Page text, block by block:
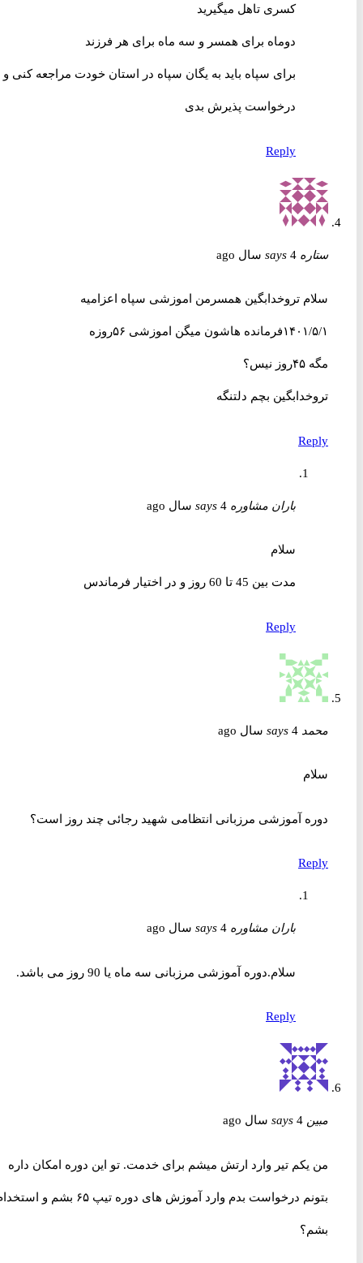
کسری تاهل میگیرید
دوماه برای همسر و سه ماه برای هر فرزند
برای سپاه باید به یگان سپاه در استان خودت مراجعه کنی و
درخواست پذیرش بدی
Reply
ستاره says 4 سال ago
سلام تروخدابگین همسرمن اموزشی سپاه اعزامیه
۱۴۰۱/۵/۱فرمانده هاشون میگن اموزشی ۵۶روزه
تروخدابگین بچم دلتنگه
Reply
باران مشاوره says 4 سال ago
سلام
مدت بین 45 تا 60 روز و در اختیار فرماندس
Reply
محمد says 4 سال ago
سلام
دوره آموزشی مرزبانی انتظامی شهید رجائی چند روز است؟
Reply
باران مشاوره says 4 سال ago
سلام.دوره آموزشی مرزبانی سه ماه یا 90 روز می باشد.
Reply
مبین says 4 سال ago
من یکم تیر وارد ارتش میشم برای خدمت. تو این دوره امکان داره
بتونم درخواست بدم وارد آموزش های دوره تیپ ۶۵ بشم و استخدام
بشم؟